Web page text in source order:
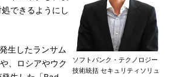
ソフトバンク・テクノロジー
技術統括 セキュリティソリュ
できるようにし
生したランサム
、ロシアやウク